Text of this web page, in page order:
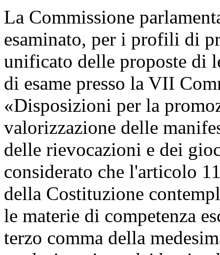
La Commissione
esaminato, per i profili di
unificato delle proposte di
di esame presso la VII
«Disposizioni per la
valorizzazione delle
delle rievocazioni e dei
considerato che l'articolo
della Costituzione
le materie di competenza
terzo comma della